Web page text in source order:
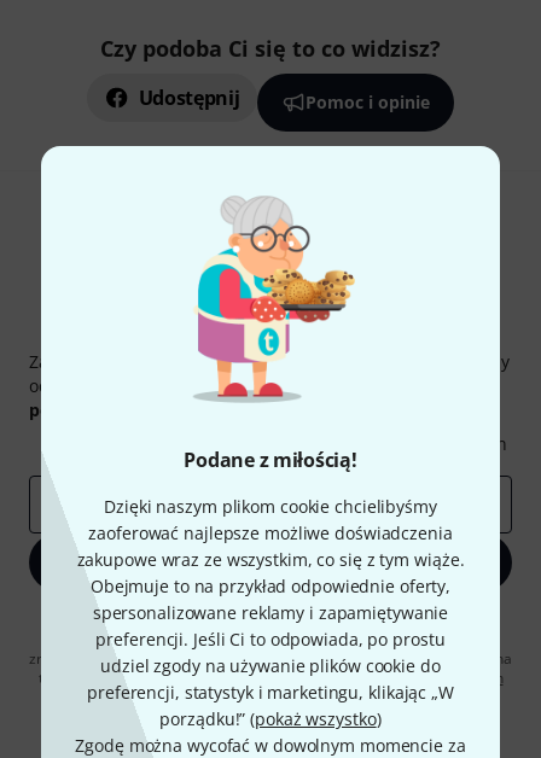
Podane z miłością!
Dzięki naszym plikom cookie chcielibyśmy
zaoferować najlepsze możliwe doświadczenia
zakupowe wraz ze wszystkim, co się z tym wiąże.
Obejmuje to na przykład odpowiednie oferty,
spersonalizowane reklamy i zapamiętywanie
preferencji. Jeśli Ci to odpowiada, po prostu
udziel zgody na używanie plików cookie do
preferencji, statystyk i marketingu, klikając „W
porządku!” (pokaż wszystko)
Zgodę można wycofać w dowolnym momencie za
Czy podoba Ci się to co widzisz?
Udostępnij Pomoc i opinie
Thomann Newsletter
Zapisz się do Thomann Newsletter w języku polskim, a przy
odrobinie szczęścia możesz wygrać jeden z
podarunkowych
warty50 €!
Spostrzeżenia Thomann
E-mail *
Zapisz się teraz
Klikając na „Zapisz się teraz”, wyrażasz zgodę na otrzymywanie
materialów reklamowych przesyłanych drogą elektroniczną. Możesz
zrezygnować z subskrypcji w dowolnym momencie. Więcej informacji na
temat newslettera można znaleźć w naszychwytycznych dotyczących
ochrony danych ososbowych
* Wymagany